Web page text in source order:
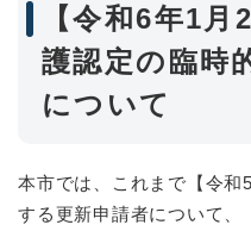
【令和6年1
護認定の臨時
について
本市では、これまで【令和
する更新申請者について、